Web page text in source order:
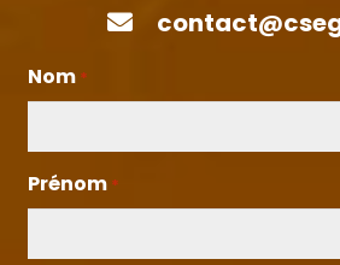
Nom *
Prénom *